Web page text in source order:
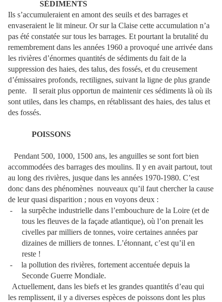
SÉDIMENTS
Ils s’accumuleraient en amont des seuils et des barrages et
envaseraient le lit mineur. Or sur la Claise cette accumulation n’a
pas été constatée sur tous les barrages. Et pourtant la brutalité du
remembrement dans les années 1960 a provoqué une arrivée dans
les rivières d’énormes quantités de sédiments du fait de la
suppression des haies, des talus, des fossés, et du creusement
d’émissaires profonds, rectilignes, suivant la ligne de plus grande
pente.
Il serait plus opportun de maintenir ces sédiments là où ils
sont utiles, dans les champs, en rétablissant des haies, des talus et
des fossés.
POISSONS
Pendant 500, 1000, 1500 ans, les anguilles se sont fort bien
accommodées des barrages des moulins. Il y en avait partout, tout
au long des rivières, jusque dans les années 1970-1980. C’est
donc dans des phénomènes nouveaux qu’il faut chercher la cause
de leur quasi disparition ; nous en voyons deux :
-
la surpêche industrielle dans l’embouchure de la Loire (et de
tous les fleuves de la façade atlantique), où l’on prenait les
civelles par milliers de tonnes, voire certaines années par
dizaines de milliers de tonnes. L’étonnant, c’est qu’il en
reste !
-
la pollution des rivières, fortement accentuée depuis la
Seconde Guerre Mondiale.
Actuellement, dans les biefs et les grandes quantités d’eau qui
les remplissent, il y a diverses espèces de poissons dont les plus